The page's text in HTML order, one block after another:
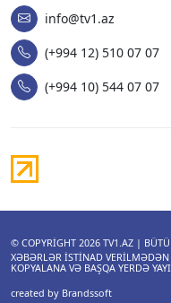
info@tv1.az
(+994 12) 510 07 07
(+994 10) 544 07 07
© COPYRIGHT 2026 TV1.AZ |
XƏBƏRLƏR ISTINAD
KOPYALANA VƏ BAŞQA YERDƏ
created by Brandssoft